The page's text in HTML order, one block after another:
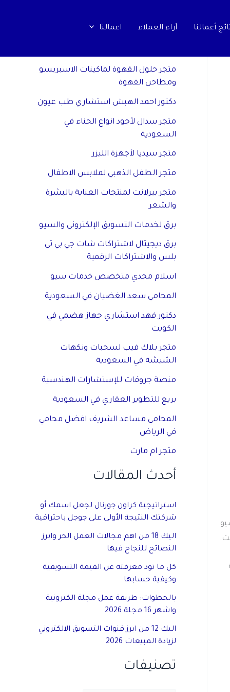
أعمالنا اَراء العملاء اعمالنا
متجر حلول القهوة لماكينات الاسبريسو
ومطاحن القهوة
دكتور احمد الهبش استشاري طب عيون
متجر سدال لأجود انواع الحناء في
السعودية
متجر سيديا لأجهزة الليزر
متجر الطفل الذهبي لملابس الاطفال
متجر بيرلانت لمنتجات العناية بالبشرة
والشعر
برق لخدمات التسويق الإلكتروني والسيو
برق ديجيتال لاشتراكات شات جي بي تي
بلس والاشتراكات الرقمية
اسلام مجدي متخصص خدمات سيو
المحامي سعد الغضيان في السعودية
دكتور فهد استشاري جهاز هضمي في
الكويت
متجر بلاك فيب لسحبات ونكهات
الشيشة في السعودية
منصة جروفات للإستشارات الهندسية
بريع للتطوير العقاري في السعودية
المحامي مساعد الشريف افضل محامي
في الرياض
متجر ام مارت
أحدث المقالات
استراتيجية كراون جورنال لجعل اسمك أو
شركتك النتيجة الأولى على جوجل باحترافية
اليك 18 من اهم مجالات العمل الحر وابرز
النصائح للنجاح فيها
كل ما تود معرفته عن القيمة التسويقية
وكيفية حسابها
بالخطوات: طريقة عمل مجلة الكترونية
واشهر 16 مجلة 2026
اليك 12 من ابرز قنوات التسويق الالكتروني
لزيادة المبيعات 2026
تصنيفات